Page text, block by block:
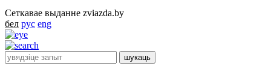
Сеткавае выданне zviazda.by
бел рус eng